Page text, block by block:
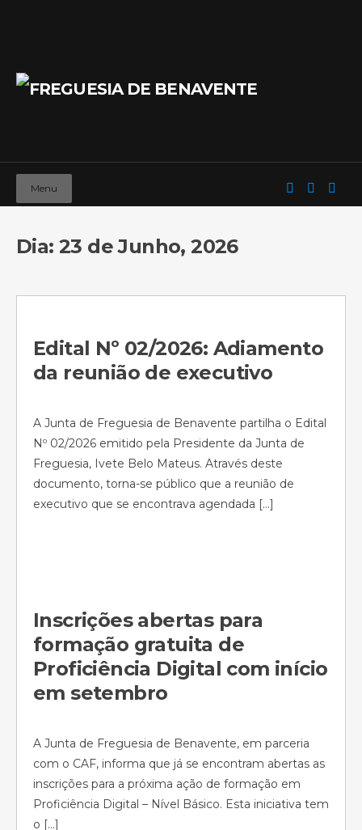
Menu
Dia: 23 de Junho, 2026
Edital Nº 02/2026: Adiamento
da reunião de executivo
A Junta de Freguesia de Benavente partilha o Edital
Nº 02/2026 emitido pela Presidente da Junta de
Freguesia, Ivete Belo Mateus. Através deste
documento, torna-se público que a reunião de
executivo que se encontrava agendada […]
Inscrições abertas para
formação gratuita de
Proficiência Digital com início
em setembro
A Junta de Freguesia de Benavente, em parceria
com o CAF, informa que já se encontram abertas as
inscrições para a próxima ação de formação em
Proficiência Digital – Nível Básico. Esta iniciativa tem
o […]